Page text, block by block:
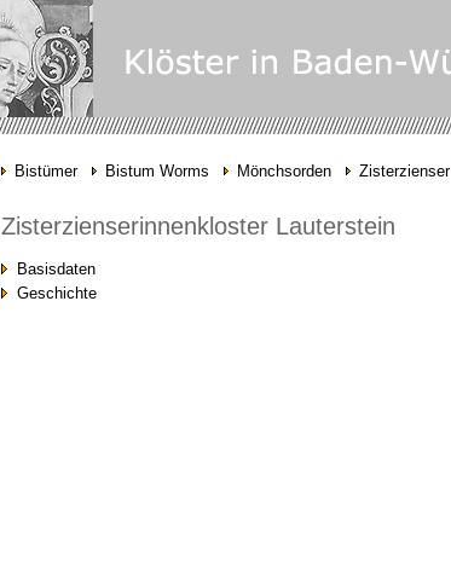
Bistümer Bistum Worms Mönchsorden Zisterzienser
Zisterzienserinnenkloster Lauterstein
Basisdaten
Geschichte